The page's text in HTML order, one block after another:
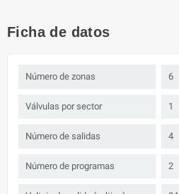
Ficha de datos
Número de zonas 6
Válvulas por sector 1
Número de salidas 4
Número de programas 2